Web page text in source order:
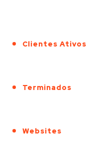
Clientes Ativos
Terminados
Websites